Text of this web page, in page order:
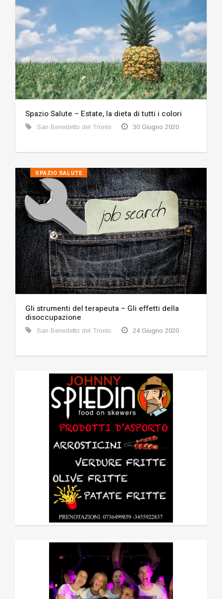
Spazio Salute – Estate, la dieta di tutti i colori
San Benedetto del Tronto 30 Giugno 2020
SPAZIO SALUTE
Gli strumenti del terapeuta – Gli effetti della
disoccupazione
San Benedetto del Tronto 24 Giugno 2020